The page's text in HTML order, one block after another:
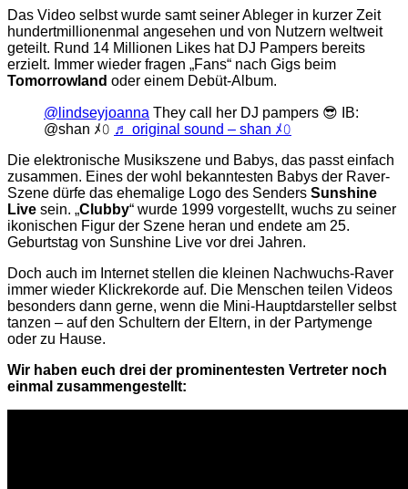
Das Video selbst wurde samt seiner Ableger in kurzer Zeit
hundertmillionenmal angesehen und von Nutzern weltweit
geteilt. Rund 14 Millionen Likes hat DJ Pampers bereits
erzielt. Immer wieder fragen „Fans“ nach Gigs beim
Tomorrowland oder einem Debüt-Album.
@lindseyjoanna They call her DJ pampers 😎 IB:
@shan ﾒ𝟶 ♬ original sound – shan ﾒ𝟶
Die elektronische Musikszene und Babys, das passt einfach
zusammen. Eines der wohl bekanntesten Babys der Raver-
Szene dürfe das ehemalige Logo des Senders Sunshine
Live sein. „Clubby“ wurde 1999 vorgestellt, wuchs zu seiner
ikonischen Figur der Szene heran und endete am 25.
Geburtstag von Sunshine Live vor drei Jahren.
Doch auch im Internet stellen die kleinen Nachwuchs-Raver
immer wieder Klickrekorde auf. Die Menschen teilen Videos
besonders dann gerne, wenn die Mini-Hauptdarsteller selbst
tanzen – auf den Schultern der Eltern, in der Partymenge
oder zu Hause.
Wir haben euch drei der prominentesten Vertreter noch
einmal zusammengestellt: